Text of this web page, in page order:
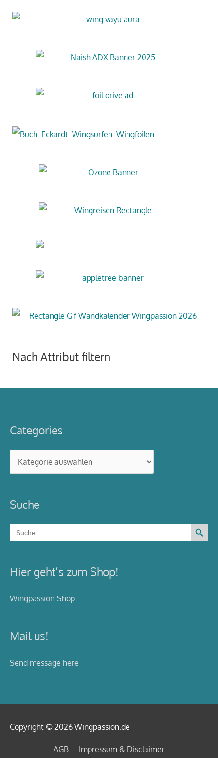
Nach Attribut filtern
Categories
Suche
Search
for:
Search Button
Hier geht’s zum Shop!
Wingpassion-Shop
Mail us!
Send message here
Copyright © 2026Wingpassion.de
AGB
Impressum & Disclaimer